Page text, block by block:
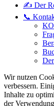
✍️ Der
📞
Wir nutzen
verbessern.
Inhalte zu
der